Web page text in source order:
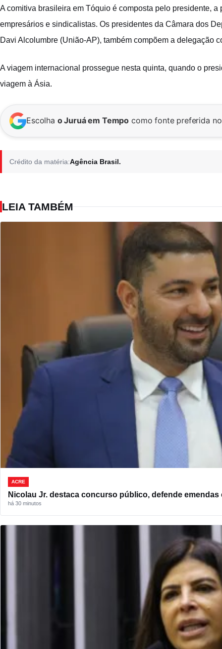
A comitiva brasileira em Tóquio é composta pelo presidente,
empresários e sindicalistas. Os presidentes da Câmara dos
Davi Alcolumbre (União-AP), também compõem a delegação
A viagem internacional prossegue nesta quinta, quando o
viagem à Ásia.
Escolha o Juruá em Tempo como fonte preferida
Crédito da matéria:Agência Brasil.
LEIA TAMBÉM
ACRE
Nicolau Jr. destaca concurso público, defende emendas
há 30 minutos